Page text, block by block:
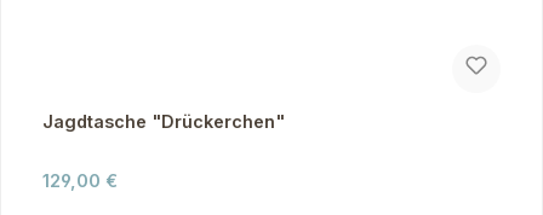
Jagdtasche "Drückerchen"
Regulärer Preis:
129,00 €